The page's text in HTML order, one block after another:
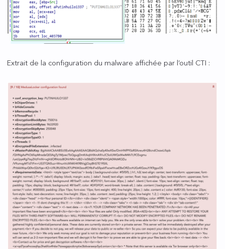
Extrait de la configuration du malware affichée par l’outil CTI :